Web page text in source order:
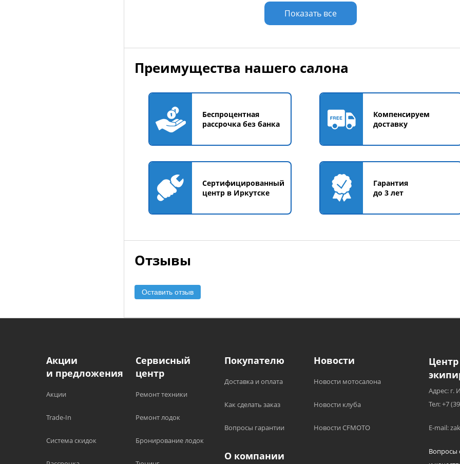
Добавить в корзину
Показать все
Преимущества нашего салона
Беспроцентная
рассрочка без банка
Компенсируем
доставку
Сертифицированный
центр в Иркутске
Гарантия
до 3 лет
Отзывы
Оставить отзыв
Акции
и предложения
Акции
Trade-In
Система скидок
Сервисный
центр
Ремонт техники
Ремонт лодок
Бронирование лодок
Покупателю
Доставка и оплата
Как сделать заказ
Вопросы гарантии
Новости
Новости мотосалона
Новости клуба
Новости CFMOTO
О компании
Адрес: г.
Тел: +7
E-mail:
Вопросы